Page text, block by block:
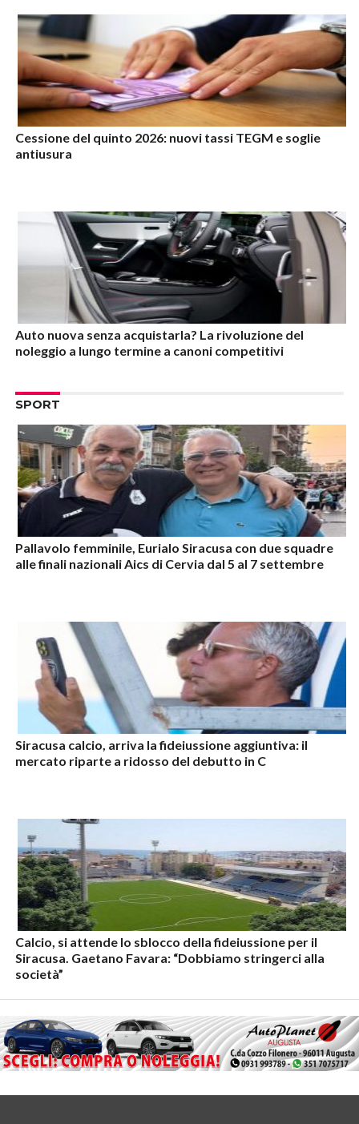
Cessione del quinto 2026: nuovi tassi TEGM e soglie
antiusura
Auto nuova senza acquistarla? La rivoluzione del
noleggio a lungo termine a canoni competitivi
SPORT
Pallavolo femminile, Eurialo Siracusa con due squadre
alle finali nazionali Aics di Cervia dal 5 al 7 settembre
Siracusa calcio, arriva la fideiussione aggiuntiva: il
mercato riparte a ridosso del debutto in C
Calcio, si attende lo sblocco della fideiussione per il
Siracusa. Gaetano Favara: “Dobbiamo stringerci alla
società”